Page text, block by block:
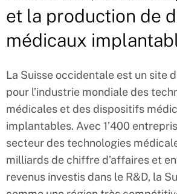
et la production de
médicaux
La Suisse occidentale est un site
pour l’industrie mondiale des
médicales et des dispositifs
implantables. Avec 1’400
secteur des technologies
milliards de chiffre d’affaires et
revenus investis dans le R&D, la